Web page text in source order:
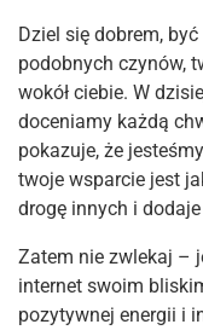
Dziel się dobrem,
podobnych czynów,
wokół ciebie. W
doceniamy każdą
pokazuje, że
twoje wsparcie jest
drogę innych i
Zatem nie zwlekaj –
internet swoim
pozytywnej energii i